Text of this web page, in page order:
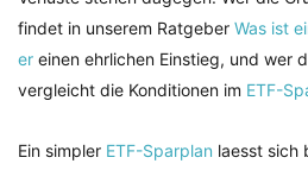
findet in unserem Ratgeber Was ist
er einen ehrlichen Einstieg, und wer
vergleicht die Konditionen im ETF-
Ein simpler ETF-Sparplan laesst sich